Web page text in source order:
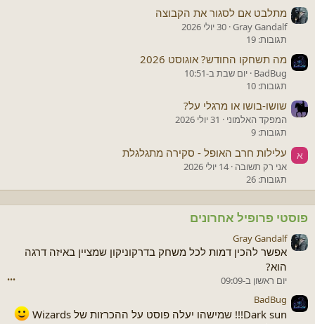
מתלבט אם לסגור את הקבוצה
Gray Gandalf 30 יולי 2026
תגובות: 19
מה תשחקו החודש? אוגוסט 2026
BadBug יום שבת ב-10:51
תגובות: 10
שושו-בושו או מרגלי על?
המפקד האלמוני
31 יולי 2026
תגובות: 9
א עלילות חרב האופל - סקירה מתגלגלת
אני רק תשובה 14 יולי 2026
תגובות: 26
פוסטי פרופיל אחרונים
Gray Gandalf
אפשר להכין דמות לכל משחק בדרקוניקון שמציין באיזה דרגה
הוא?
יום ראשון ב-09:09 •••
BadBug
Dark sun!!! שמישהו יעלה פוסט על ההכרזות של Wizards